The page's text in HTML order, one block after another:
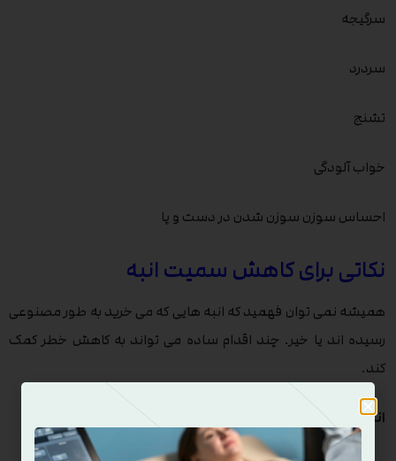
سرگیجه
سردرد
تشنج
خواب آلودگی
احساس سوزن سوزن شدن در دست و پا
نکاتی برای کاهش سمیت انبه
همیشه نمی توان فهمید که انبه هایی که می خرید به طور مصنوعی
رسیده اند یا خیر. چند اقدام ساده می تواند به کاهش خطر کمک
کند.
انبه را بشویید